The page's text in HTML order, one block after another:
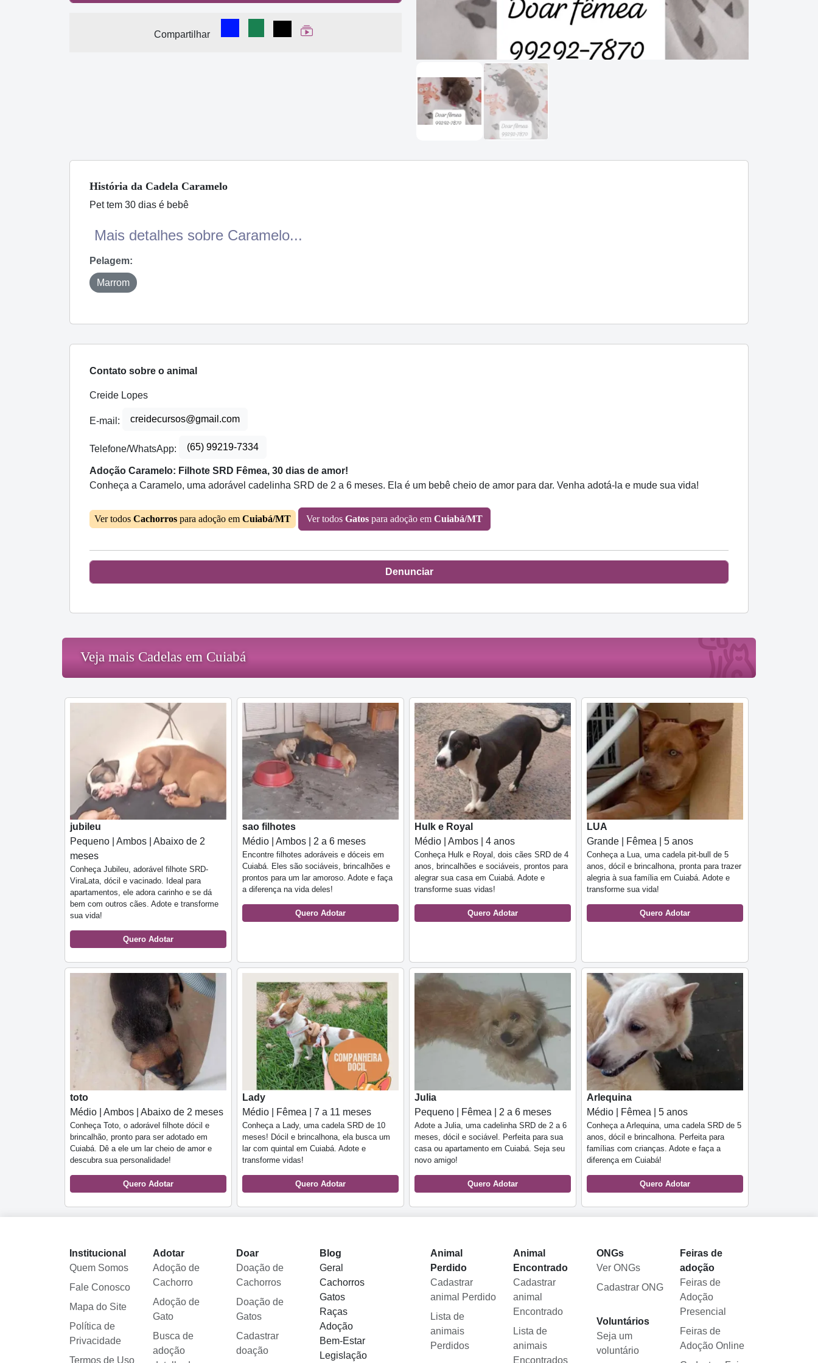
Compartilhar
Compartilhar no Facebook
Compartilhar no WhatsApp
Compartilhar
Ver Web Story
História da Cadela Caramelo
Pet tem 30 dias é bebê
Mais detalhes sobre Caramelo...
Pelagem:
Marrom
Contato sobre o animal
Creide Lopes
E-mail: creidecursos@gmail.com
Telefone/WhatsApp: (65) 99219-7334
Adoção Caramelo: Filhote SRD Fêmea, 30 dias de amor!
Conheça a Caramelo, uma adorável cadelinha SRD de 2 a 6 meses. Ela é um bebê cheio de amor para dar. Venha adotá-la e mude sua vida!
Ver todos Cachorros para adoção em Cuiabá/MT Ver todos Gatos para adoção em Cuiabá/MT
Denunciar
Veja mais Cadelas em Cuiabá
jubileu
Pequeno | Ambos | Abaixo de 2
meses
Conheça Jubileu, adorável filhote SRD-
ViraLata, dócil e vacinado. Ideal para
apartamentos, ele adora carinho e se dá
bem com outros cães. Adote e transforme
sua vida!
Quero Adotar
sao filhotes
Médio | Ambos | 2 a 6 meses
Encontre filhotes adoráveis e dóceis em
Cuiabá. Eles são sociáveis, brincalhões e
prontos para um lar amoroso. Adote e faça
a diferença na vida deles!
Quero Adotar
Hulk e Royal
Médio | Ambos | 4 anos
Conheça Hulk e Royal, dois cães SRD de 4
anos, brincalhões e sociáveis, prontos para
alegrar sua casa em Cuiabá. Adote e
transforme suas vidas!
Quero Adotar
LUA
Grande | Fêmea | 5 anos
Conheça a Lua, uma cadela pit-bull de 5
anos, dócil e brincalhona, pronta para trazer
alegria à sua família em Cuiabá. Adote e
transforme sua vida!
Quero Adotar
toto
Médio | Ambos | Abaixo de 2 meses
Conheça Toto, o adorável filhote dócil e
brincalhão, pronto para ser adotado em
Cuiabá. Dê a ele um lar cheio de amor e
descubra sua personalidade!
Quero Adotar
Lady
Médio | Fêmea | 7 a 11 meses
Conheça a Lady, uma cadela SRD de 10
meses! Dócil e brincalhona, ela busca um
lar com quintal em Cuiabá. Adote e
transforme vidas!
Quero Adotar
Julia
Pequeno | Fêmea | 2 a 6 meses
Adote a Julia, uma cadelinha SRD de 2 a 6
meses, dócil e sociável. Perfeita para sua
casa ou apartamento em Cuiabá. Seja seu
novo amigo!
Quero Adotar
Arlequina
Médio | Fêmea | 5 anos
Conheça a Arlequina, uma cadela SRD de 5
anos, dócil e brincalhona. Perfeita para
famílias com crianças. Adote e faça a
diferença em Cuiabá!
Quero Adotar
Institucional
Quem Somos
Fale Conosco
Mapa do Site
Política de
Privacidade
Termos de Uso
Adotar
Adoção de
Cachorro
Adoção de
Gato
Busca de
adoção
Doar
Doação de
Cachorros
Doação de
Gatos
Cadastrar
doação
Blog
Geral
Cachorros
Gatos
Raças
Adoção
Bem-Estar
Legislação
Animal
Perdido
Cadastrar
animal Perdido
Lista de
animais
Perdidos
Animal
Encontrado
Cadastrar
animal
Encontrado
Lista de
animais
Encontrados
ONGs
Ver ONGs
Cadastrar ONG
Voluntários
Seja um
voluntário
Feiras de
adoção
Feiras de
Adoção
Presencial
Feiras de
Adoção Online